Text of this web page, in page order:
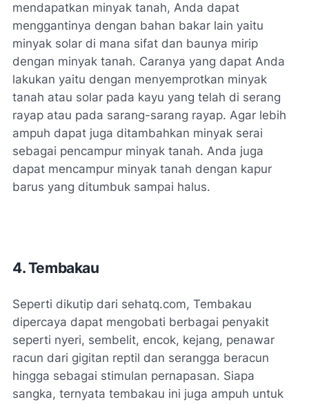
mendapatkan minyak tanah, Anda dapat
menggantinya dengan bahan bakar lain yaitu
minyak solar di mana sifat dan baunya mirip
dengan minyak tanah. Caranya yang dapat Anda
lakukan yaitu dengan menyemprotkan minyak
tanah atau solar pada kayu yang telah di serang
rayap atau pada sarang-sarang rayap. Agar lebih
ampuh dapat juga ditambahkan minyak serai
sebagai pencampur minyak tanah. Anda juga
dapat mencampur minyak tanah dengan kapur
barus yang ditumbuk sampai halus.
4. Tembakau
Seperti dikutip dari sehatq.com, Tembakau
dipercaya dapat mengobati berbagai penyakit
seperti nyeri, sembelit, encok, kejang, penawar
racun dari gigitan reptil dan serangga beracun
hingga sebagai stimulan pernapasan. Siapa
sangka, ternyata tembakau ini juga ampuh untuk